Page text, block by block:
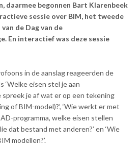
daarmee begonnen Bart Klarenbeek
sessie over BIM, het tweede
de Dag van de
En interactief was deze sessie
in de aanslag reageerden de
‘Welke eisen stel je aan
je af wat er op een tekening
of BIM-model)?’, ‘Wie werkt er met
programma, welke eisen stellen
dat bestand met anderen?’ en ‘Wie
modellen?’.
Nieuwsbrieven
Nieuwsarchief
Artikelen
Columns Bernd Karstenberg
Opleiding & Carrière
Actualiteit
Contact